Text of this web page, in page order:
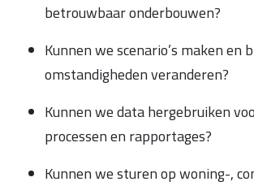
betrouwbaar onderbouwen?
Kunnen we scenario’s maken en
omstandigheden veranderen?
Kunnen we data hergebruiken
processen en rapportages?
Kunnen we sturen op woning-,